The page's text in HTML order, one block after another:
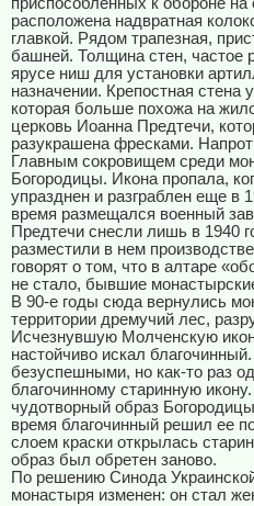
расположена надвратная
главкой. Рядом трапезная,
башней. Толщина стен, частое
ярусе ниш для установки
назначении. Крепостная
которая больше похожа на
церковь Иоанна Предтечи,
разукрашена фресками.
Главным сокровищем среди
Богородицы. Икона пропала,
упразднен и разграблен еще в
время размещался военный
Предтечи снесли лишь в 1940
разместили в нем
говорят о том, что в алтаре
не стало, бывшие
В 90-e годы сюда вернулись
территории дремучий лес,
Исчезнувшую Молченскую
настойчиво искал
безуспешными, но как-то раз
благочинному старинную
чудотворный образ
время благочинный решил ее
слоем краски открылась
образ был обретен заново.
По решению Синода
монастыря изменен: он стал